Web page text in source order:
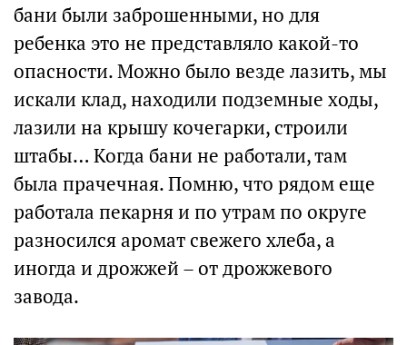
бани были заброшенными, но для
ребенка это не представляло какой-то
опасности. Можно было везде лазить, мы
искали клад, находили подземные ходы,
лазили на крышу кочегарки, строили
штабы… Когда бани не работали, там
была прачечная. Помню, что рядом еще
работала пекарня и по утрам по округе
разносился аромат свежего хлеба, а
иногда и дрожжей – от дрожжевого
завода.